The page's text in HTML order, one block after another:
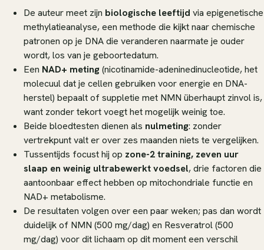
De auteur meet zijn biologische leeftijd via epigenetische
methylatieanalyse, een methode die kijkt naar chemische
patronen op je DNA die veranderen naarmate je ouder
wordt, los van je geboortedatum.
Een NAD+ meting(nicotinamide-adeninedinucleotide, het
molecuul dat je cellen gebruiken voor energie en DNA-
herstel) bepaalt of suppletie met NMN überhaupt zinvol is,
want zonder tekort voegt het mogelijk weinig toe.
Beide bloedtesten dienen als nulmeting: zonder
vertrekpunt valt er over zes maanden niets te vergelijken.
Tussentijds focust hij op zone-2 training, zeven uur
slaap en weinig ultrabewerkt voedsel, drie factoren die
aantoonbaar effect hebben op mitochondriale functie en
NAD+ metabolisme.
De resultaten volgen over een paar weken; pas dan wordt
duidelijk of NMN (500 mg/dag) en Resveratrol (500
mg/dag) voorditlichaam op dit moment een verschil